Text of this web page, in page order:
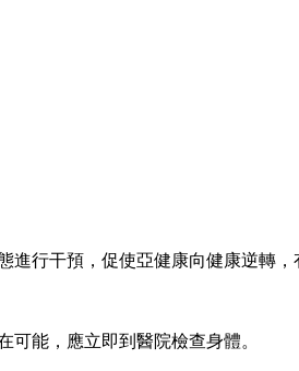
行干預，促使亞健康向健康逆轉，
能，應立即到醫院檢查身體。